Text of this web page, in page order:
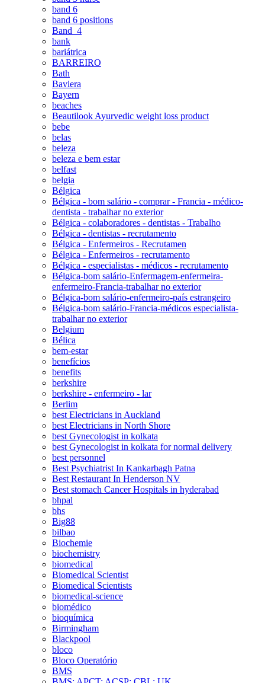
band 6
band 6 positions
Band_4
bank
bariátrica
BARREIRO
Bath
Baviera
Bayern
beaches
Beautilook Ayurvedic weight loss product
bebe
belas
beleza
beleza e bem estar
belfast
belgia
Bélgica
Bélgica - bom salário - comprar - Francia - médico-
dentista - trabalhar no exterior
Bélgica - colaboradores - dentistas - Trabalho
Bélgica - dentistas - recrutamento
Bélgica - Enfermeiros - Recrutamen
Bélgica - Enfermeiros - recrutamento
Bélgica - especialistas - médicos - recrutamento
Bélgica-bom salário-Enfermagem-enfermeira-
enfermeiro-Francia-trabalhar no exterior
Bélgica-bom salário-enfermeiro-país estrangeiro
Bélgica-bom salário-Francia-médicos especialista-
trabalhar no exterior
Belgium
Bélica
bem-estar
benefícios
benefits
berkshire
berkshire - enfermeiro - lar
Berlim
best Electricians in Auckland
best Electricians in North Shore
best Gynecologist in kolkata
best Gynecologist in kolkata for normal delivery
best personnel
Best Psychiatrist In Kankarbagh Patna
Best Restaurant In Henderson NV
Best stomach Cancer Hospitals in hyderabad
bhpal
bhs
Big88
bilbao
Biochemie
biochemistry
biomedical
Biomedical Scientist
Biomedical Scientists
biomedical-science
biomédico
bioquímica
Birmingham
Blackpool
bloco
Bloco Operatório
BMS